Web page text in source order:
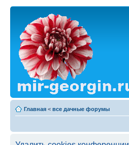
Главная < все дачные форумы